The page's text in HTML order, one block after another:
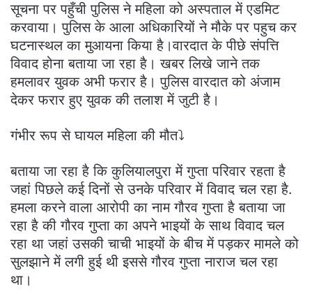
सूचना पर पहुँची पुलिस ने महिला को अस्पताल में एडमिट
करवाया। पुलिस के आला अधिकारियों ने मौके पर पहुच कर
घटनास्थल का मुआयना किया है।वारदात के पीछे संपत्ति
विवाद होना बताया जा रहा है। खबर लिखे जाने तक
हमलावर युवक अभी फरार है। पुलिस वारदात को अंजाम
देकर फरार हुए युवक की तलाश में जुटी है।
गंभीर रूप से घायल महिला की मौत⤵️
बताया जा रहा है कि कुलियालपुरा में गुप्ता परिवार रहता है
जहां पिछले कई दिनों से उनके परिवार में विवाद चल रहा है.
हमला करने वाला आरोपी का नाम गौरव गुप्ता है बताया जा
रहा है की गौरव गुप्ता का अपने भाइयों के साथ विवाद चल
रहा था जहां उसकी चाची भाइयों के बीच में पड़कर मामले को
सुलझाने में लगी हुई थी इससे गौरव गुप्ता नाराज चल रहा
था।